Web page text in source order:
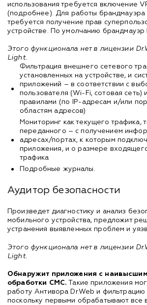
использования требуется включение
(подробнее). Для работы брандмауэра
требуется получение прав
устройстве. По умолчанию брандмауэр
Этого функционала нет в лицензии
Light.
Фильтрация внешнего сетевого
установленных на устройстве, и
приложений – в соответствии с
пользователя (Wi-Fi, сотовая сеть)
правилами (по IP-адресам и/или
областям адресов)
Мониторинг как текущего трафика,
переданного – с получением
адресах/портах, к которым
приложения, и о размере
трафика
Подробные журналы.
Аудитор безопасности
Произведет диагностику и анализ
мобильного устройства, предложит
устранения выявленных проблем и
Этого функционала нет в лицензии
Light.
Обнаружит приложения с
обработки СМС. Такие приложения
работу Антивора Dr.Web и
поскольку первыми обрабатывают все